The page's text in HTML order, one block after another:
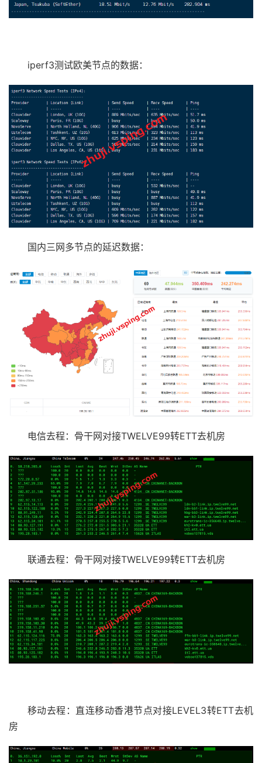
iperf3测试欧美节点的数据：
国内三网多节点的延迟数据：
电信去程：骨干网对接TWELVE99转ETT去机房
联通去程：骨干网对接TWELVE99转ETT去机房
移动去程：直连移动香港节点对接LEVEL3转ETT去机
房